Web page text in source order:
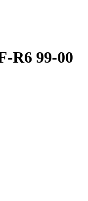
R6 99-00